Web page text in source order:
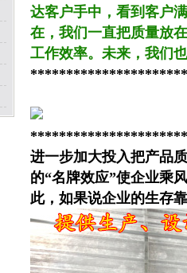
达客户手中，看到客户
在，我们一直把质量放
工作效率。未来，我们
进一步加大投入把产品
的“名牌效应”使企业乘
此，如果说企业的生存